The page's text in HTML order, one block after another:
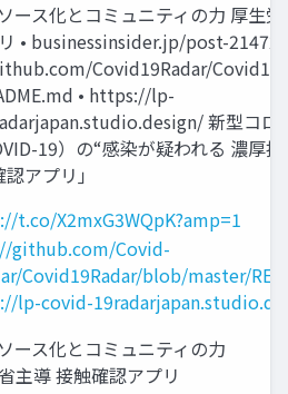
ース化とコミュニティの力 厚生
• businessinsider.jp/post-
Covid19Radar/
• https://lp-
新型コロ
19）の“感染が疑われる 濃厚
認アプリ｣
t.co/X2mxG3WQpK?amp=1
github.com/Covid-
Covid19Radar/blob/master/
lp-covid-
ース化とコミュニティの力
主導 接触確認アプリ